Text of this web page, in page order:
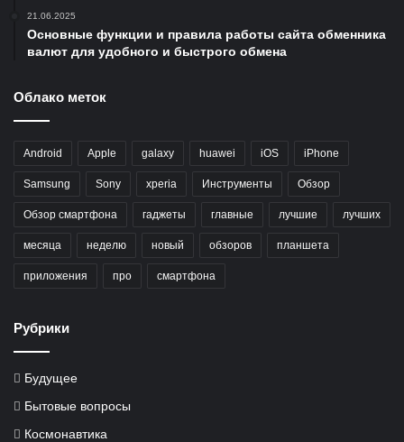
21.06.2025
Основные функции и правила работы сайта обменника
валют для удобного и быстрого обмена
Облако меток
Android Apple galaxy huawei iOS iPhone
Samsung Sony xperia Инструменты Обзор
Обзор смартфона гаджеты главные лучшие лучших
месяца неделю новый обзоров планшета
приложения про смартфона
Рубрики
Будущее
Бытовые вопросы
Космонавтика